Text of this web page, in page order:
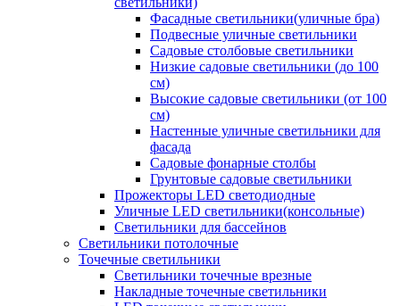
Фасадные светильники(уличные бра)
Подвесные уличные светильники
Садовые столбовые светильники
Низкие садовые светильники (до 100
см)
Высокие садовые светильники (от 100
см)
Настенные уличные светильники для
фасада
Садовые фонарные столбы
Грунтовые садовые светильники
Прожекторы LED светодиодные
Уличные LED светильники(консольные)
Светильники для бассейнов
Светильники потолочные
Точечные светильники
Светильники точечные врезные
Накладные точечные светильники